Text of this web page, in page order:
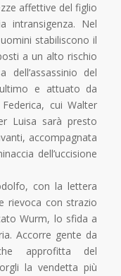
affettive del figlio
intransigenza. Nel
stabiliscono il
a un alto rischio
del
e attuato da
cui Walter
Luisa sarà presto
accompagnata
dell’uccisione
con la lettera
rievoca con strazio
Wurm, lo sfida a
Accorre gente da
approfitta del
la vendetta più